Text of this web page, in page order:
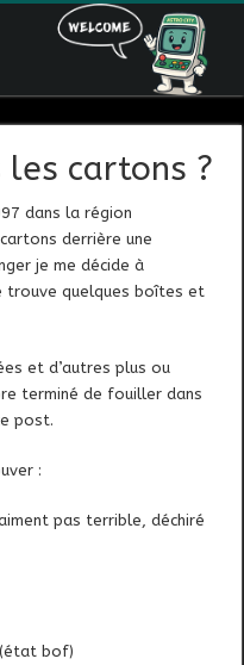
les cartons ?
dans la région
derrière une
je me décide à
trouve quelques boîtes et
et d’autres plus ou
terminé de fouiller dans
post.
:
pas terrible, déchiré
(état bof)